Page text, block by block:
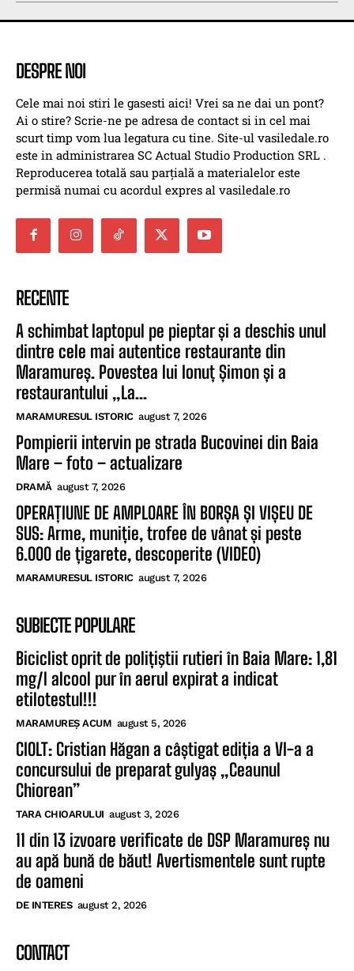
DESPRE NOI
Cele mai noi stiri le gasesti aici! Vrei sa ne dai un pont?
Ai o stire? Scrie-ne pe adresa de contact si in cel mai
scurt timp vom lua legatura cu tine. Site-ul vasiledale.ro
este in administrarea SC Actual Studio Production SRL .
Reproducerea totală sau parțială a materialelor este
permisă numai cu acordul expres al vasiledale.ro
RECENTE
A schimbat laptopul pe pieptar și a deschis unul
dintre cele mai autentice restaurante din
Maramureș. Povestea lui Ionuț Șimon și a
restaurantului „La...
MARAMURESUL ISTORIC august 7, 2026
Pompierii intervin pe strada Bucovinei din Baia
Mare – foto – actualizare
DRAMĂ august 7, 2026
OPERAȚIUNE DE AMPLOARE ÎN BORȘA ȘI VIȘEU DE
SUS: Arme, muniție, trofee de vânat și peste
6.000 de țigarete, descoperite (VIDEO)
MARAMURESUL ISTORIC august 7, 2026
SUBIECTE POPULARE
Biciclist oprit de polițiştii rutieri în Baia Mare: 1,81
mg/l alcool pur în aerul expirat a indicat
etilotestul!!!
MARAMUREȘ ACUM august 5, 2026
CIOLT: Cristian Hăgan a câștigat ediția a VI-a a
concursului de preparat gulyaș „Ceaunul
Chiorean”
TARA CHIOARULUI august 3, 2026
11 din 13 izvoare verificate de DSP Maramureș nu
au apă bună de băut! Avertismentele sunt rupte
de oameni
DE INTERES august 2, 2026
CONTACT